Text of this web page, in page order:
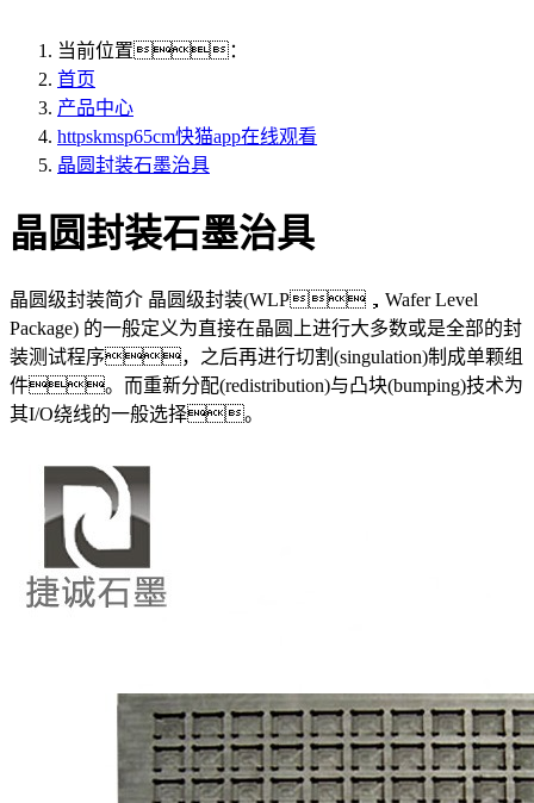
当前位置：
首页
产品中心
httpskmsp65cm快猫app在线观看
晶圆封装石墨治具
晶圆封装石墨治具
晶圆级封装简介 晶圆级封装(WLP，Wafer Level
Package) 的一般定义为直接在晶圆上进行大多数或是全部的封
装测试程序，之后再进行切割(singulation)制成单颗组
件。而重新分配(redistribution)与凸块(bumping)技术为
其I/O绕线的一般选择。